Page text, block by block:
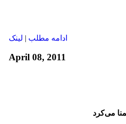
ادامه مطلب | لينک
April 08, 2011
می‌کرد